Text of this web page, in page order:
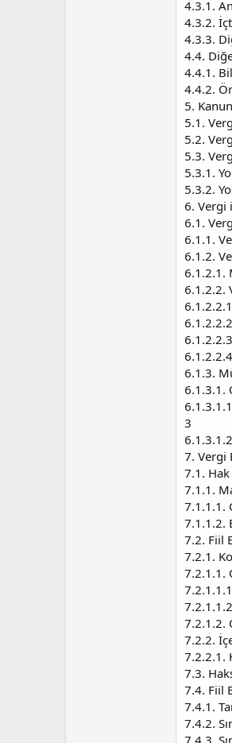
4.3.1.
4.3.2.
4.3.3.
4.4.
4.4.1.
4.4.2.
5.
5.1.
5.2.
5.3.
5.3.1.
5.3.2.
6. Vergi
6.1.
6.1.1.
6.1.2.
6.1.2.1.
6.1.2.2.
6.1.3.
6.1.3.1.
3
7. Vergi
7.1. Hak
7.1.1.
7.1.1.1.
7.1.1.2.
7.2. Fiil
7.2.1.
7.2.1.1.
7.2.1.2.
7.2.2.
7.2.2.1.
7.3.
7.4. Fiil
7.4.1.
7.4.2.
7.4.3.